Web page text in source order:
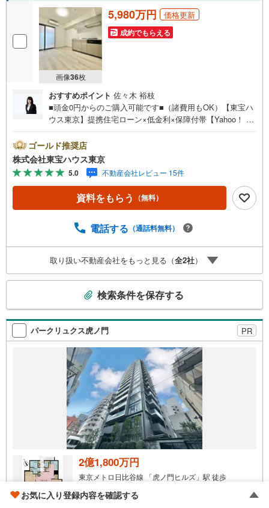
画像36枚
5,980万円 価格更新
成約でもらえる
おすすめポイント 佐々木 裕枝
■頭金0円からのご購入可能です■（諸費用もOK）【東宝ハ
ウス東京】提携住宅ローン×低金利×保障付帯【Yahoo！ 不
ayボーナスライトがもらえる「Yahoo！ 不動産 物件ご成約
キャンペーン」の対象になります。「資料をもらう」「見
学予約をする」ボタンからお問い合わせください。※必ずY
ahoo！ JAPAN IDでログインしてください。※PayPayボー
ナスライトは出金と譲渡はできません。ご案内・詳細な資
料のご請求はお気軽にどうぞ♪お電話でのお問い合わせも
ゴールド推奨店
株式会社東宝ハウス東京
5.0 不動産会社レビュー 15件
資料をもらう （無料）
電話する （通話料無料）
取り扱い不動産会社をもっと見る（全2社）
検
索
条
条
件
検索条件を保存する
パークリュクス虎ノ門 PR
2億1,800万円
東京メトロ日比谷線 「虎ノ門ヒルズ」駅 徒歩
東京都港区西新橋3丁目
お気に入り登録内容を確認する